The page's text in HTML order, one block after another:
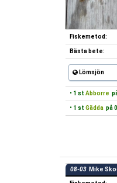
Fiskemetod:
Bästa bete:
Lömsjön
• 1 st Abborre
• 1 st Gädda på
08-03 Mike